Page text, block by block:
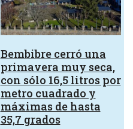
Bembibre cerró una
primavera muy seca,
con sólo 16,5 litros por
metro cuadrado y
máximas de hasta
35,7 grados